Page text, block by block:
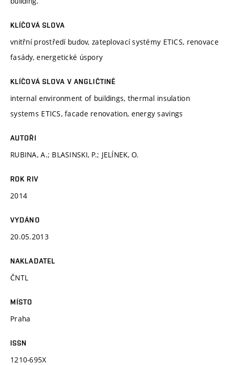
KLÍČOVÁ SLOVA
vnitřní prostředí budov, zateplovací systémy ETICS, renovace
fasády, energetické úspory
KLÍČOVÁ SLOVA V ANGLIČTINĚ
internal environment of buildings, thermal insulation
systems ETICS, facade renovation, energy savings
AUTOŘI
RUBINA, A.; BLASINSKI, P.; JELÍNEK, O.
ROK RIV
2014
VYDÁNO
20.05.2013
NAKLADATEL
ČNTL
MÍSTO
Praha
ISSN
1210-695X